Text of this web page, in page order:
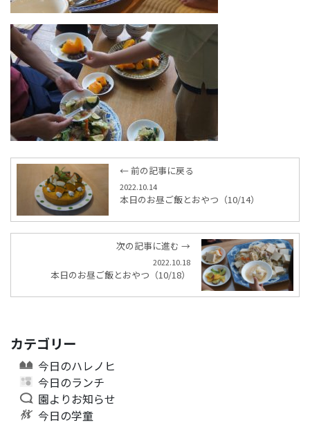
← 前の記事に戻る
2022.10.14
本日のお昼ご飯とおやつ（10/14）
次の記事に進む →
2022.10.18
本日のお昼ご飯とおやつ（10/18）
カテゴリー
今日のハレノヒ
今日のランチ
園よりお知らせ
今日の学童